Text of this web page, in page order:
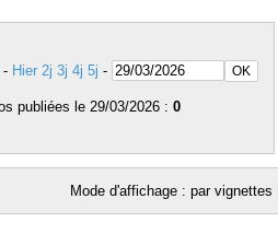
- Hier 2j 3j 4j 5j -
publiées le 29/03/2026 : 0
Mode d'affichage : par vignettes |